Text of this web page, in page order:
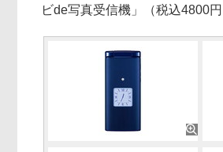
ビde写真受信機」（税込4800